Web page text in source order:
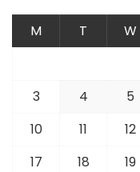
M T W
3
4 5
10
11 12
17
18 19